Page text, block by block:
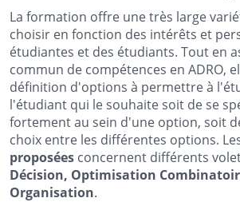
La formation offre une très large
choisir en fonction des intérêts et
étudiantes et des étudiants. Tout en
commun de compétences en ADRO,
définition d'options à permettre à
l'étudiant qui le souhaite soit de se
fortement au sein d'une option, soit
choix entre les différentes options.
proposées concernent différents
Décision, Optimisation
Organisation.